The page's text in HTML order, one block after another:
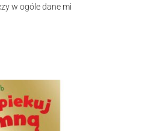
w ogóle dane mi